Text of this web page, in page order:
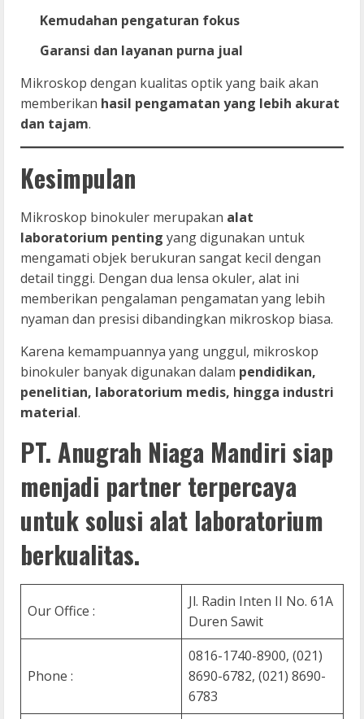
Kemudahan pengaturan fokus
Garansi dan layanan purna jual
Mikroskop dengan kualitas optik yang baik akan
memberikan hasil pengamatan yang lebih akurat
dan tajam.
Kesimpulan
Mikroskop binokuler merupakan alat
laboratorium penting yang digunakan untuk
mengamati objek berukuran sangat kecil dengan
detail tinggi. Dengan dua lensa okuler, alat ini
memberikan pengalaman pengamatan yang lebih
nyaman dan presisi dibandingkan mikroskop biasa.
Karena kemampuannya yang unggul, mikroskop
binokuler banyak digunakan dalam pendidikan,
penelitian, laboratorium medis, hingga industri
material.
PT. Anugrah Niaga Mandiri siap
menjadi partner terpercaya
untuk solusi alat laboratorium
berkualitas.
Our Office :
Jl. Radin Inten II No. 61A
Duren Sawit
Phone :
0816-1740-8900, (021)
8690-6782, (021) 8690-
6783